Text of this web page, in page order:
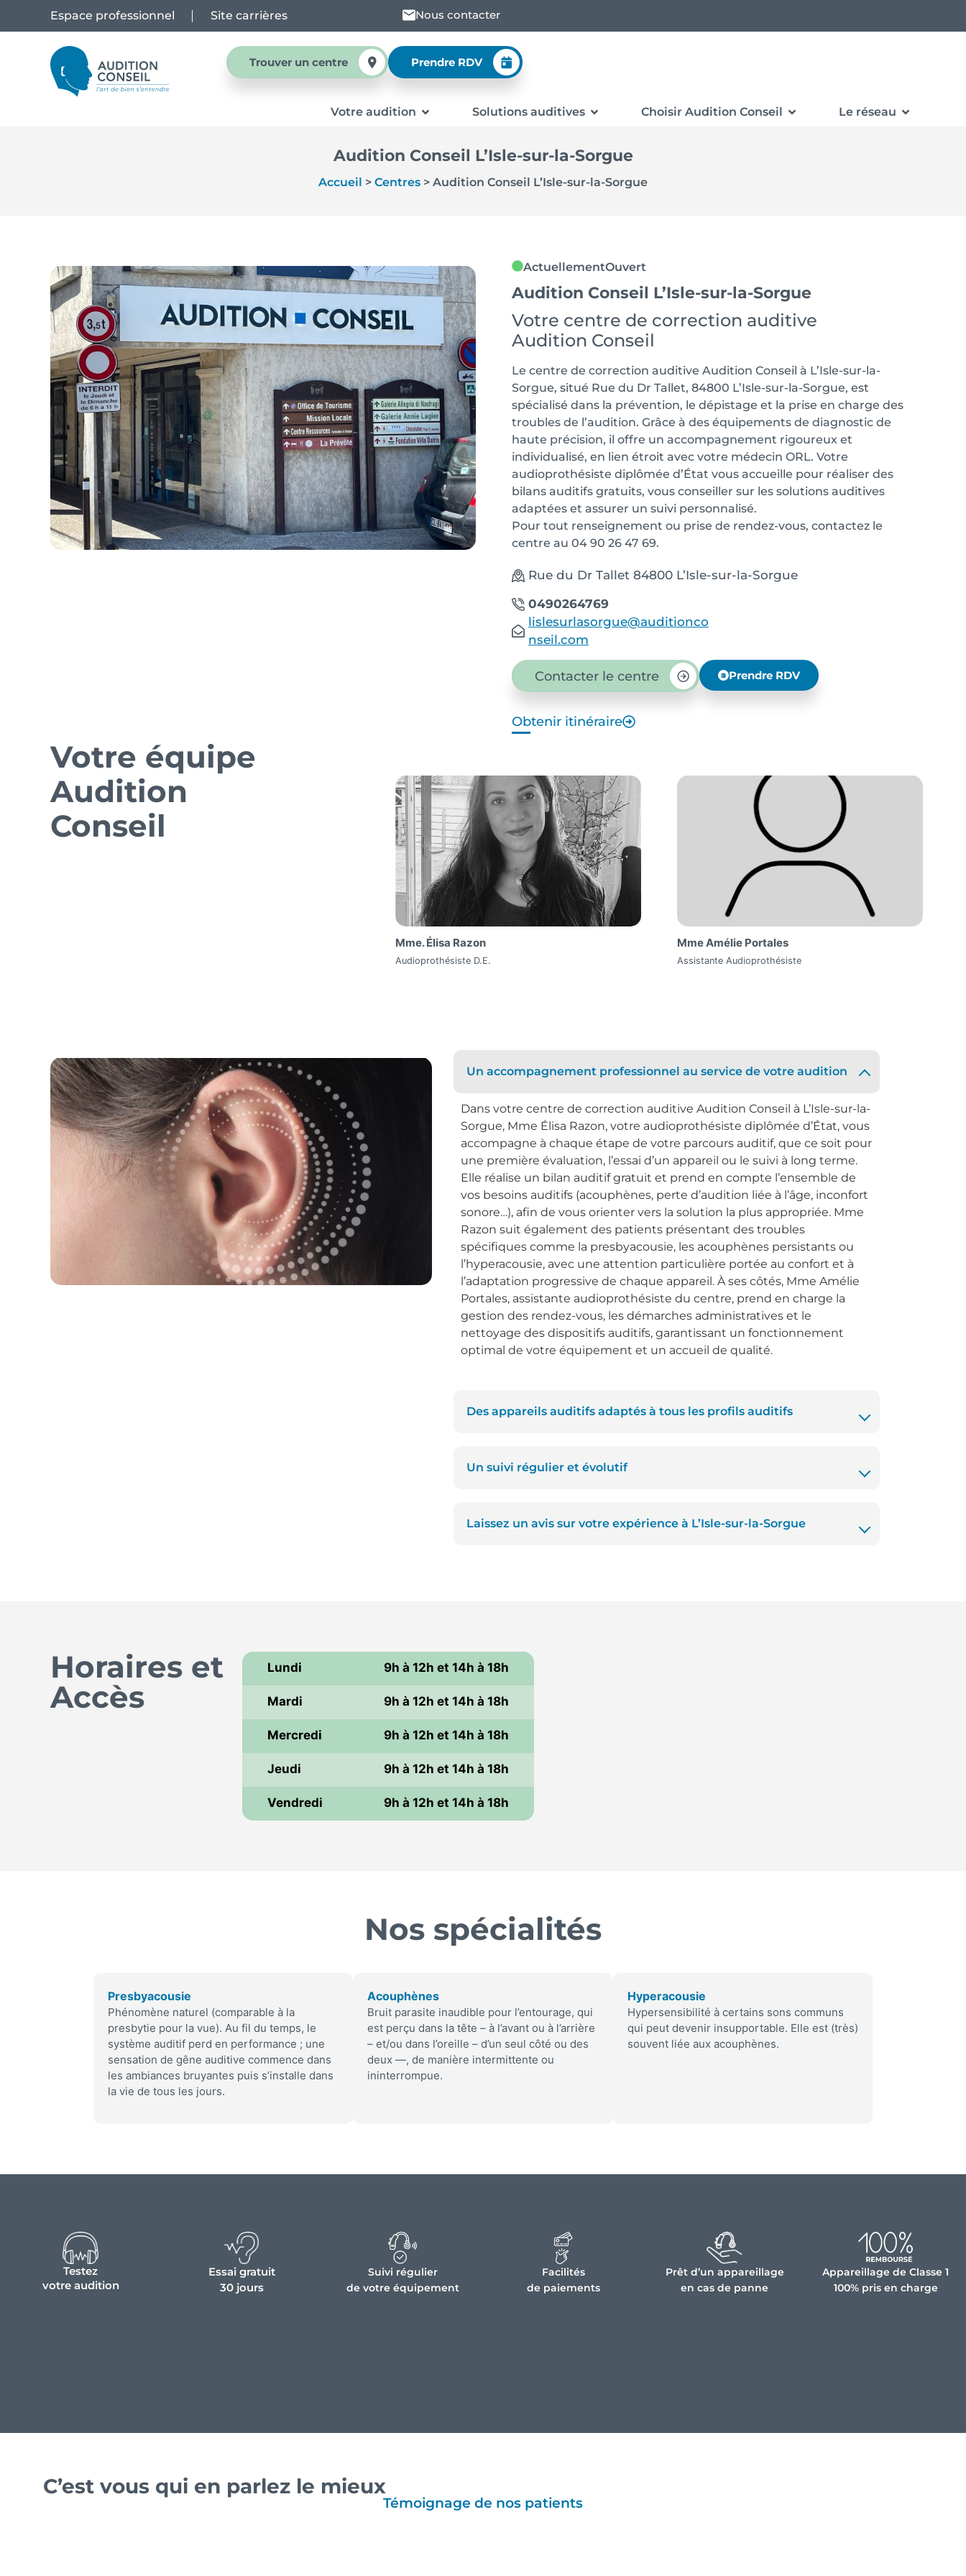
Espace professionnel Site carrières Nous contacter
Trouver un centre Prendre RDV
Votre audition Solutions auditives Choisir Audition Conseil Le réseau
Audition Conseil L’Isle-sur-la-Sorgue
Accueil > Centres > Audition Conseil L’Isle-sur-la-Sorgue
ActuellementOuvert
Audition Conseil L’Isle-sur-la-Sorgue
Votre centre de correction auditive
Audition Conseil
Le centre de correction auditive Audition Conseil à L’Isle-sur-la-
Sorgue, situé Rue du Dr Tallet, 84800 L’Isle-sur-la-Sorgue, est
spécialisé dans la prévention, le dépistage et la prise en charge des
troubles de l’audition. Grâce à des équipements de diagnostic de
haute précision, il offre un accompagnement rigoureux et
individualisé, en lien étroit avec votre médecin ORL. Votre
audioprothésiste diplômée d’État vous accueille pour réaliser des
bilans auditifs gratuits, vous conseiller sur les solutions auditives
adaptées et assurer un suivi personnalisé.
Pour tout renseignement ou prise de rendez-vous, contactez le
centre au 04 90 26 47 69.
Rue du Dr Tallet 84800 L’Isle-sur-la-Sorgue
0490264769
lislesurlasorgue@auditionco
nseil.com
Contacter le centre Prendre RDV
Obtenir itinéraire
Votre équipe
Audition
Conseil
Mme. Élisa Razon
Audioprothésiste D.E.
Mme Amélie Portales
Assistante Audioprothésiste
Un accompagnement professionnel au service de votre audition
Dans votre centre de correction auditive Audition Conseil à L’Isle-sur-la-
Sorgue, Mme Élisa Razon, votre audioprothésiste diplômée d’État, vous
accompagne à chaque étape de votre parcours auditif, que ce soit pour
une première évaluation, l’essai d’un appareil ou le suivi à long terme.
Elle réalise un bilan auditif gratuit et prend en compte l’ensemble de
vos besoins auditifs (acouphènes, perte d’audition liée à l’âge, inconfort
sonore…), afin de vous orienter vers la solution la plus appropriée. Mme
Razon suit également des patients présentant des troubles
spécifiques comme la presbyacousie, les acouphènes persistants ou
l’hyperacousie, avec une attention particulière portée au confort et à
l’adaptation progressive de chaque appareil. À ses côtés, Mme Amélie
Portales, assistante audioprothésiste du centre, prend en charge la
gestion des rendez-vous, les démarches administratives et le
nettoyage des dispositifs auditifs, garantissant un fonctionnement
optimal de votre équipement et un accueil de qualité.
Des appareils auditifs adaptés à tous les profils auditifs
Un suivi régulier et évolutif
Laissez un avis sur votre expérience à L’Isle-sur-la-Sorgue
Horaires et
Accès
Lundi 9h à 12h et 14h à 18h
Mardi 9h à 12h et 14h à 18h
Mercredi 9h à 12h et 14h à 18h
Jeudi 9h à 12h et 14h à 18h
Vendredi 9h à 12h et 14h à 18h
Nos spécialités
Presbyacousie
Phénomène naturel (comparable à la
presbytie pour la vue). Au fil du temps, le
système auditif perd en performance ; une
sensation de gêne auditive commence dans
les ambiances bruyantes puis s’installe dans
la vie de tous les jours.
Acouphènes
Bruit parasite inaudible pour l’entourage, qui
est perçu dans la tête – à l’avant ou à l’arrière
– et/ou dans l’oreille – d’un seul côté ou des
deux —, de manière intermittente ou
ininterrompue.
Hyperacousie
Hypersensibilité à certains sons communs
qui peut devenir insupportable. Elle est (très)
souvent liée aux acouphènes.
Testez
votre audition
Essai gratuit
30 jours
Suivi régulier
de votre équipement
Facilités
de paiements
Prêt d’un appareillage
en cas de panne
Appareillage de Classe 1
100% pris en charge
C’est vous qui en parlez le mieux
Témoignage de nos patients